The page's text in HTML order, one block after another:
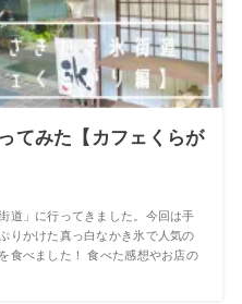
てみた【カフェくらが
道」に行ってきました。今回は手
りかけた真っ白なかき氷で人気の
食べました！ 食べた感想やお店の